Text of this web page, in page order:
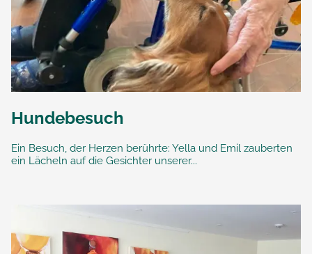
Hundebesuch
Ein Besuch, der Herzen berührte: Yella und Emil zauberten
ein Lächeln auf die Gesichter unserer...